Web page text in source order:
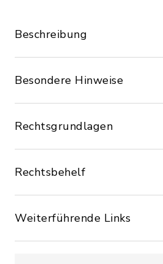
Beschreibung
Besondere Hinweise
Rechtsgrundlagen
Rechtsbehelf
Weiterführende Links